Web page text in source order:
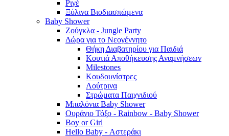
Ριγέ
Ξύλινα Βιοδιασπώμενα
Baby Shower
Ζούγκλα - Jungle Party
Δώρα για το Νεογέννητο
Θήκη Διαβατηρίου για Παιδιά
Κουτιά Αποθήκευσης Αναμνήσεων
Milestones
Κουδουνίστρες
Λούτρινα
Στρώματα Παιχνιδιού
Μπαλόνια Baby Shower
Ουράνιο Τόξο - Rainbow - Baby Shower
Boy or Girl
Hello Baby - Αστεράκι